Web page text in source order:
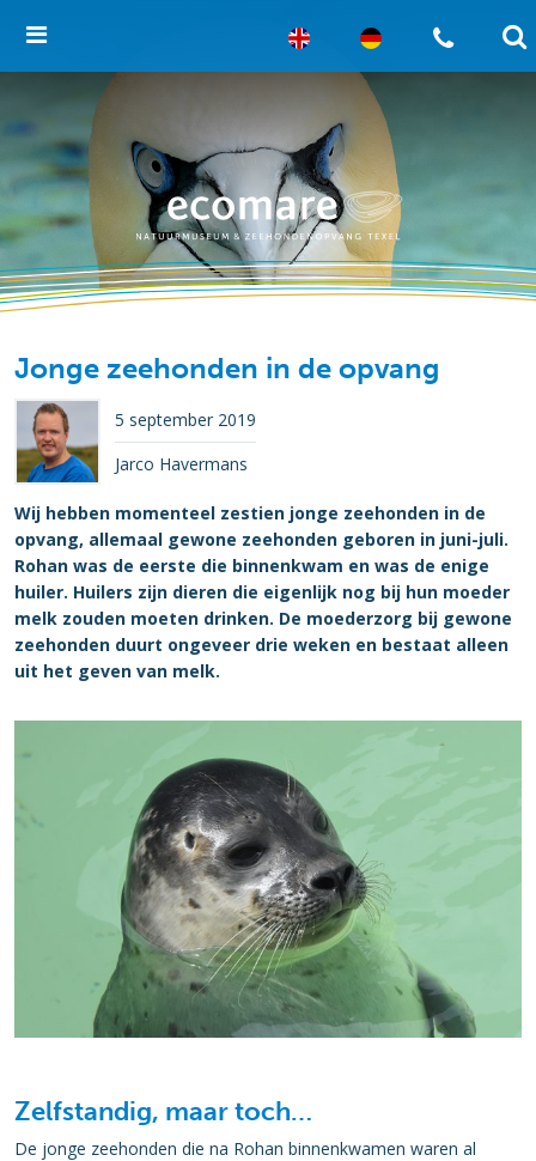
Jonge zeehonden in de opvang
5 september 2019
Jarco Havermans
Wij hebben momenteel zestien jonge zeehonden in de
opvang, allemaal gewone zeehonden geboren in juni-juli.
Rohan was de eerste die binnenkwam en was de enige
huiler. Huilers zijn dieren die eigenlijk nog bij hun moeder
melk zouden moeten drinken. De moederzorg bij gewone
zeehonden duurt ongeveer drie weken en bestaat alleen
uit het geven van melk.
Zelfstandig, maar toch…
De jonge zeehonden die na Rohan binnenkwamen waren al